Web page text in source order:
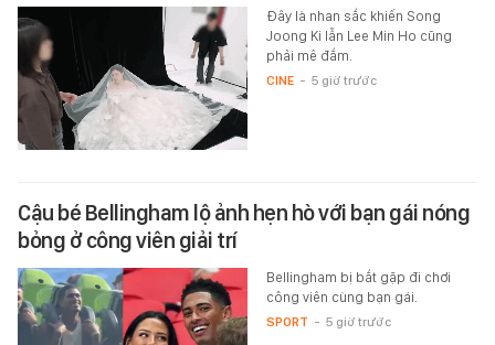
Đây là nhan sắc khiến Song
Joong Ki lẫn Lee Min Ho cũng
phải mê đắm.
CINE - 5 giờ trước
Cậu bé Bellingham lộ ảnh hẹn hò với bạn gái nóng
bỏng ở công viên giải trí
Bellingham bị bắt gặp đi chơi
công viên cùng bạn gái.
SPORT - 5 giờ trước